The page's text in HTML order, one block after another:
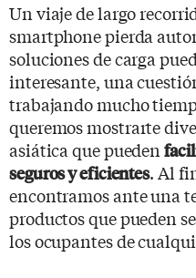
Un viaje de largo
smartphone pierda
soluciones de carga
interesante, una
trabajando mucho
queremos mostrarte
asiática que pueden
seguros y eficientes. Al
encontramos ante una
productos que pueden
los ocupantes de